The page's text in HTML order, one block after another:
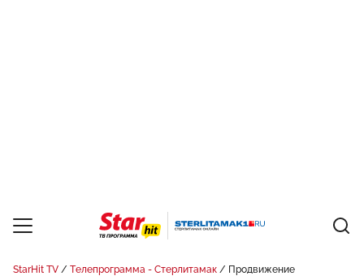
StarHit TV Телепрограмма - Стерлитамак Продвижение